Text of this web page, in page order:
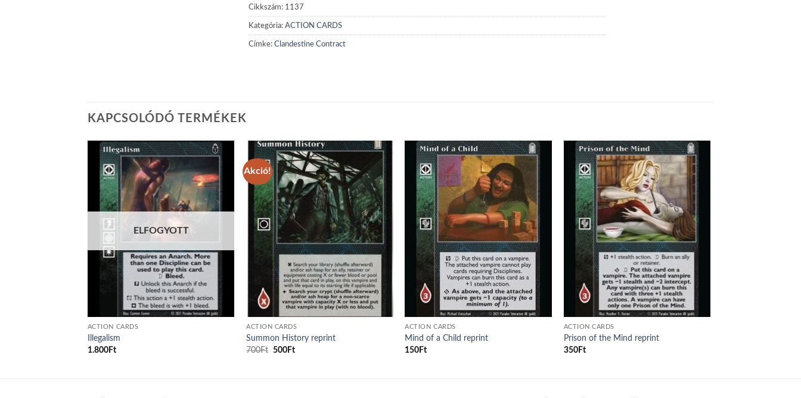
Cikkszám: 1137
Kategória: ACTION CARDS
Címke: Clandestine Contract
KAPCSOLÓDÓ TERMÉKEK
Add to
wishlist
ELFOGYOTT
ACTION CARDS
Illegalism
1.800Ft
Akció!
Add to
wishlist
ACTION CARDS
Summon History reprint
700Ft Original
500 FtCurrent
Add to
wishlist
ACTION CARDS
Mind of a Child reprint
150 Ft
Add to
ACTION CARDS
Prison of the Mind reprint
350Ft